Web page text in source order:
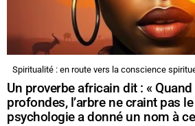
Spiritualité : en route vers la conscience
Un proverbe africain dit : «
profondes, l’arbre ne craint pas
psychologie a donné un nom à